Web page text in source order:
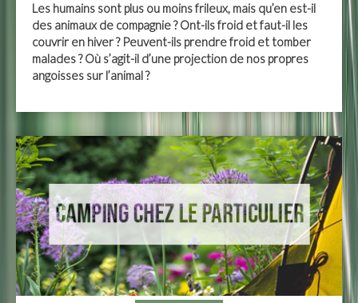
Les humains sont plus ou moins frileux, mais qu’en est-il
des animaux de compagnie ? Ont-ils froid et faut-il les
couvrir en hiver ? Peuvent-ils prendre froid et tomber
malades ? Où s’agit-il d’une projection de nos propres
angoisses sur l’animal ?